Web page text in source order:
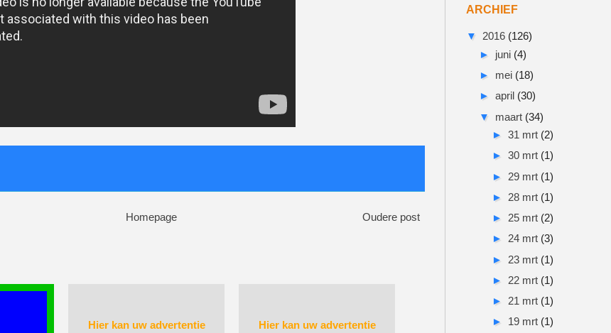
Oudere post
Homepage
Hier kan uw advertentie
Hier kan uw advertentie
ARCHIEF
▼ 2016 (126)
► juni (4)
► mei (18)
► april (30)
▼ maart (34)
► 31 mrt (2)
► 30 mrt (1)
► 29 mrt (1)
► 28 mrt (1)
► 25 mrt (2)
► 24 mrt (3)
► 23 mrt (1)
► 22 mrt (1)
► 21 mrt (1)
► 19 mrt (1)